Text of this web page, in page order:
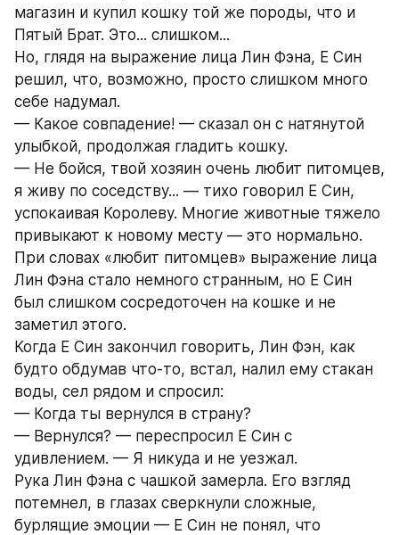
магазин и купил кошку той же породы, что и
Пятый Брат. Это... слишком...
Но, глядя на выражение лица Лин Фэна, Е Син
решил, что, возможно, просто слишком много
себе надумал.
— Какое совпадение! — сказал он с натянутой
улыбкой, продолжая гладить кошку.
— Не бойся, твой хозяин очень любит питомцев,
я живу по соседству... — тихо говорил Е Син,
успокаивая Королеву. Многие животные тяжело
привыкают к новому месту — это нормально.
При словах «любит питомцев» выражение лица
Лин Фэна стало немного странным, но Е Син
был слишком сосредоточен на кошке и не
заметил этого.
Когда Е Син закончил говорить, Лин Фэн, как
будто обдумав что-то, встал, налил ему стакан
воды, сел рядом и спросил:
— Когда ты вернулся в страну?
— Вернулся? — переспросил Е Син с
удивлением. — Я никуда и не уезжал.
Рука Лин Фэна с чашкой замерла. Его взгляд
потемнел, в глазах сверкнули сложные,
бурлящие эмоции — Е Син не понял, что